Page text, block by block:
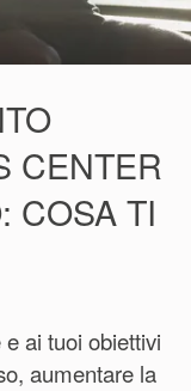
CENTER
COSA TI
ai tuoi obiettivi
aumentare la